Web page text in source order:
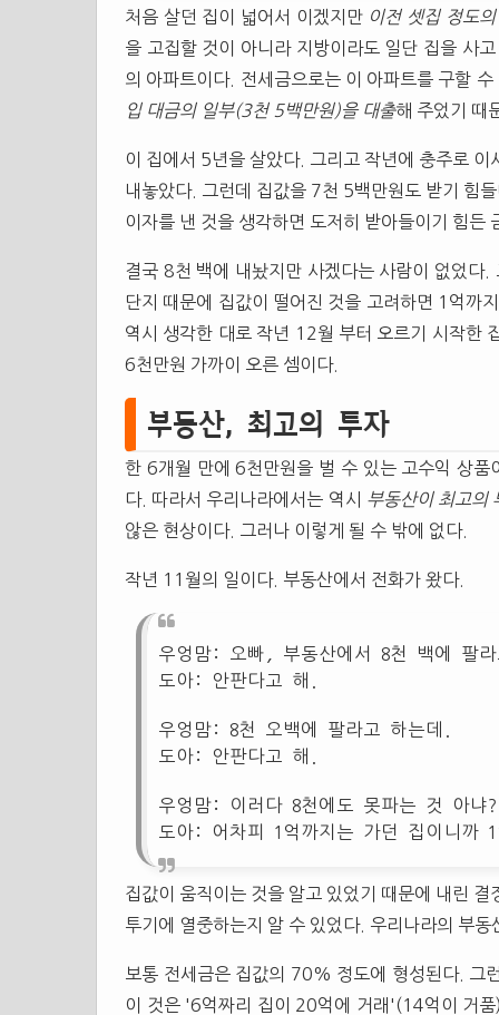
처음 살던 집이 넓어서 이겠지만 이전 셋집 정도
을 고집할 것이 아니라 지방이라도 일단 집을 사
의 아파트이다. 전세금으로는 이 아파트를 구할
입 대금의 일부(3천 5백만원)을 대출해 주었기 때
이 집에서 5년을 살았다. 그리고 작년에 충주로
내놓았다. 그런데 집값을 7천 5백만원도 받기 힘
이자를 낸 것을 생각하면 도저히 받아들이기 힘든
결국 8천 백에 내놨지만 사겠다는 사람이 없었다
단지 때문에 집값이 떨어진 것을 고려하면 1억까
역시 생각한 대로 작년 12월 부터 오르기 시작한
6천만원 가까이 오른 셈이다.
부동산, 최고의 투자
한 6개월 만에 6천만원을 벌 수 있는 고수익 상
다. 따라서 우리나라에서는 역시 부동산이 최고의
않은 현상이다. 그러나 이렇게 될 수 밖에 없다.
작년 11월의 일이다. 부동산에서 전화가 왔다.
우엉맘: 오빠, 부동산에서 8천 백에 팔
도아: 안판다고 해.
우엉맘: 8천 오백에 팔라고 하는데.
도아: 안판다고 해.
우엉맘: 이러다 8천에도 못파는 것 아냐?
도아: 어차피 1억까지는 가던 집이니까
집값이 움직이는 것을 알고 있었기 때문에 내린
투기에 열중하는지 알 수 있었다. 우리나라의 부동
보통 전세금은 집값의 70% 정도에 형성된다. 그
이 것은 '6억짜리 집이 20억에 거래'(14억이 거